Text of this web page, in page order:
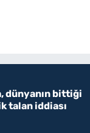
dünyanın bittiği
talan iddiası